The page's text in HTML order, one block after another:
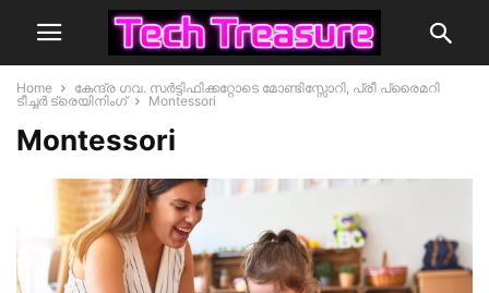
Home
കേന്ദ്ര ഗവ. സർട്ടിഫിക്കറ്റോടെ മോണ്ടിസ്സോറി, പ്രീ പ്രൈമറി
ടീച്ചർ ട്രെയിനിംഗ്
Montessori
Montessori